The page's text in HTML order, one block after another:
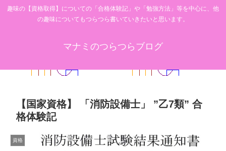
趣味の【資格取得】についての「合格体験記」や「勉強方法」等を中心に、他
の趣味についてもつらつら書いていきたいと思います。
マナミのつらつらブログ
【国家資格】 「消防設備士」 ”乙7類” 合
格体験記
資格